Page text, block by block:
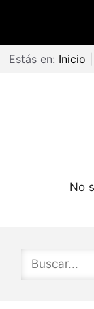
Estás en: Inicio
No